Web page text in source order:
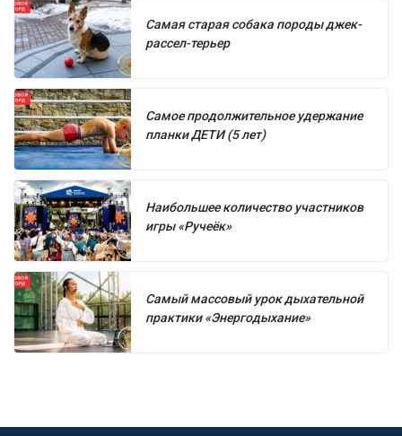
Самая старая собака породы джек-
рассел-терьер
Самое продолжительное удержание
планки ДЕТИ (5 лет)
Наибольшее количество участников
игры «Ручеёк»
Самый массовый урок дыхательной
практики «Энергодыхание»